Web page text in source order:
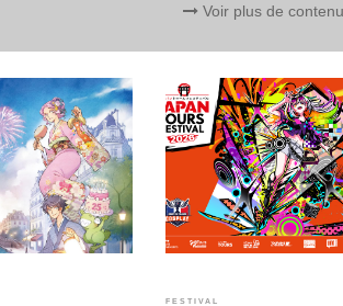
Voir plus de
FESTIVAL